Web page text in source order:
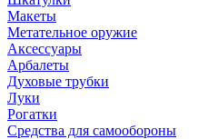
Макеты
Метательное оружие
Аксессуары
Арбалеты
Духовые трубки
Луки
Рогатки
Средства для самообороны